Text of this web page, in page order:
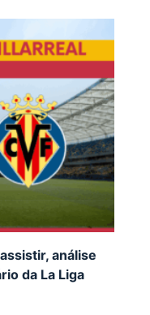
análise
da La Liga